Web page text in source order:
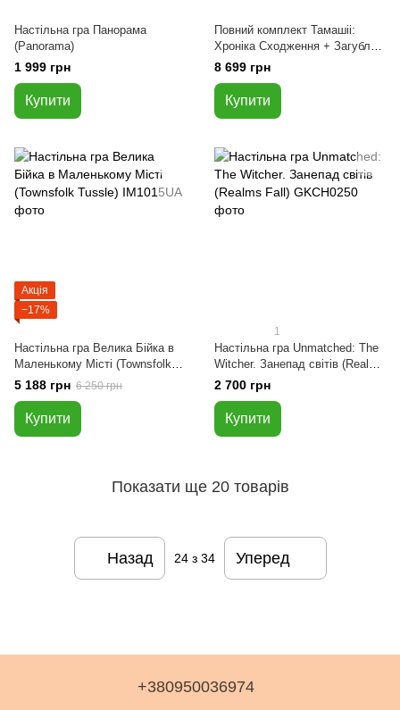
Настільна гра Панорама
(Panorama)
1 999 грн
Купити
Повний комплект Тамашіі:
Хроніка Сходження + Загублені
Сторінки + Мініатюри для гри
8 699 грн
Купити
Акція
−17%
Настільна гра Велика Бійка в
Маленькому Місті (Townsfolk
Tussle)
5 188 грн 6 250 грн
Купити
1
Настільна гра Unmatched: The
Witcher. Занепад світів (Realms
Fall)
2 700 грн
Купити
Показати ще 20 товарів
Назад 24з 34 Уперед
+380950036974